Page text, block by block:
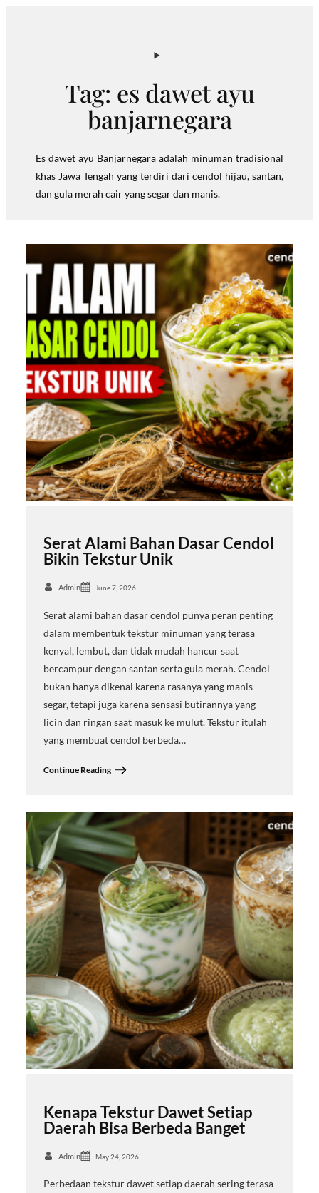
Tag: es dawet ayu
banjarnegara
Es dawet ayu Banjarnegara adalah minuman tradisional
khas Jawa Tengah yang terdiri dari cendol hijau, santan,
dan gula merah cair yang segar dan manis.
Serat Alami Bahan Dasar Cendol
Bikin Tekstur Unik
Admin June 7, 2026
Serat alami bahan dasar cendol punya peran penting
dalam membentuk tekstur minuman yang terasa
kenyal, lembut, dan tidak mudah hancur saat
bercampur dengan santan serta gula merah. Cendol
bukan hanya dikenal karena rasanya yang manis
segar, tetapi juga karena sensasi butirannya yang
licin dan ringan saat masuk ke mulut. Tekstur itulah
yang membuat cendol berbeda…
Continue Reading
Kenapa Tekstur Dawet Setiap
Daerah Bisa Berbeda Banget
Admin May 24, 2026
Perbedaan tekstur dawet setiap daerah sering terasa